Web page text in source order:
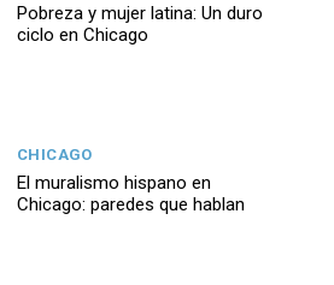
Pobreza y mujer latina: Un duro
ciclo en Chicago
CHICAGO
El muralismo hispano en
Chicago: paredes que hablan